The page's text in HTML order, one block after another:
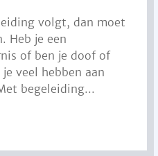
volgt, dan moet
Heb je een
of ben je doof of
veel hebben aan
begeleiding...